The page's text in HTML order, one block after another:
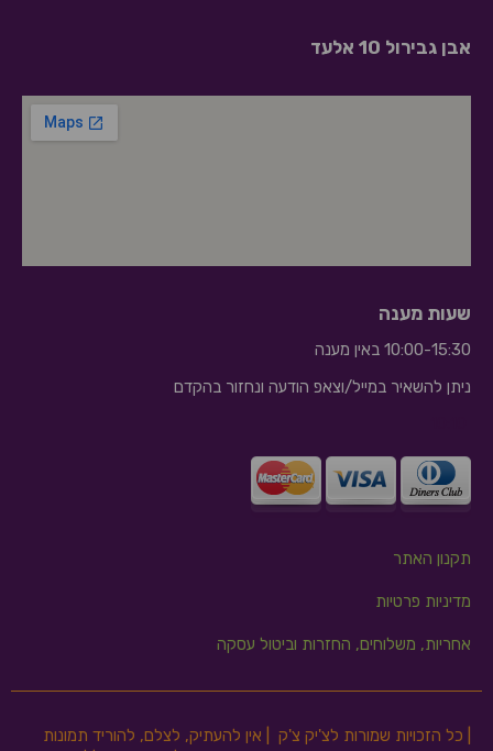
אבן גבירול 10 אלעד
שעות מענה
10:00-15:30 באין מענה
ניתן להשאיר במייל/וצאפ הודעה ונחזור בהקדם
תקנון האתר
מדיניות פרטיות
אחריות, משלוחים, החזרות וביטול עסקה
| כל הזכויות שמורות לצ'יק צ'ק | אין להעתיק, לצלם, להוריד תמונות